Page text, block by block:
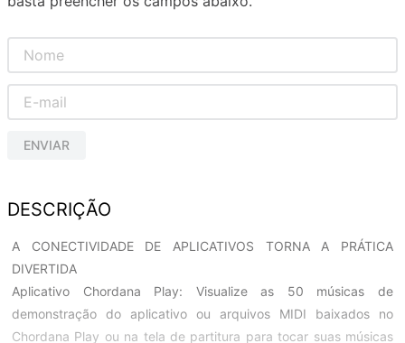
ENVIAR
DESCRIÇÃO
A CONECTIVIDADE DE APLICATIVOS TORNA A PRÁTICA
DIVERTIDA
Aplicativo Chordana Play: Visualize as 50 músicas de
demonstração do aplicativo ou arquivos MIDI baixados no
Chordana Play ou na tela de partitura para tocar suas músicas